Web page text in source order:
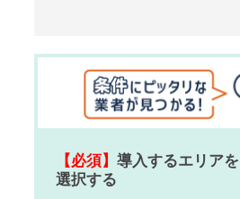
【必須】導入するエリアを
選択する